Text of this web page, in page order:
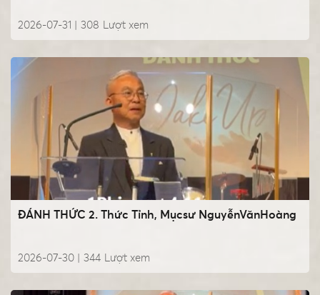
2026-07-31 | Lượt xem
308
ĐÁNH THỨC 2. Thức Tỉnh, Mụcsư NguyễnVănHoàng
2026-07-30 | Lượt xem
344